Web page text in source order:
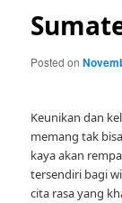
Posted on
Keunikan dan
memang tak
kaya akan
tersendiri bagi
cita rasa yang